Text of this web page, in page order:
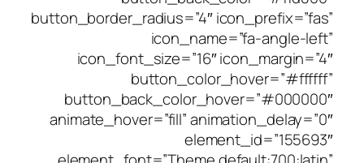
button_border_radius=”4″
icon_font_size=”16″
animate_hover=”fill”